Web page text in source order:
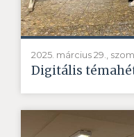
2025. március 29.,
Digitális